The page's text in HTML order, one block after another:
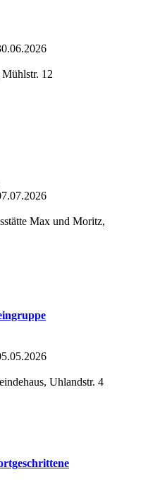
12
Max und Moritz,
Uhlandstr. 4